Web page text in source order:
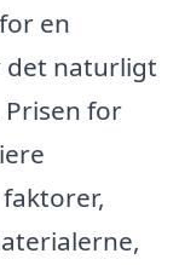
en
det naturligt
for